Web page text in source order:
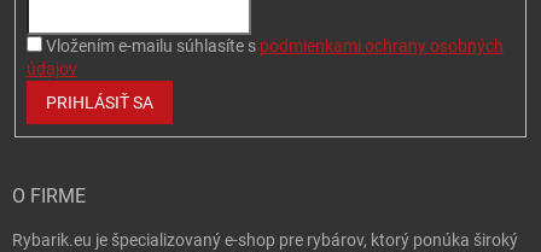
Vložením e-mailu súhlasíte s podmienkami ochrany osobných
údajov
PRIHLÁSIŤ SA
O FIRME
Rybarik.eu je špecializovaný e-shop pre rybárov, ktorý ponúka široký